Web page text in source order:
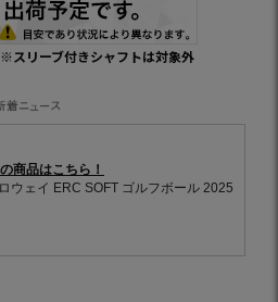
※スリーブ付きシャフトは対象外